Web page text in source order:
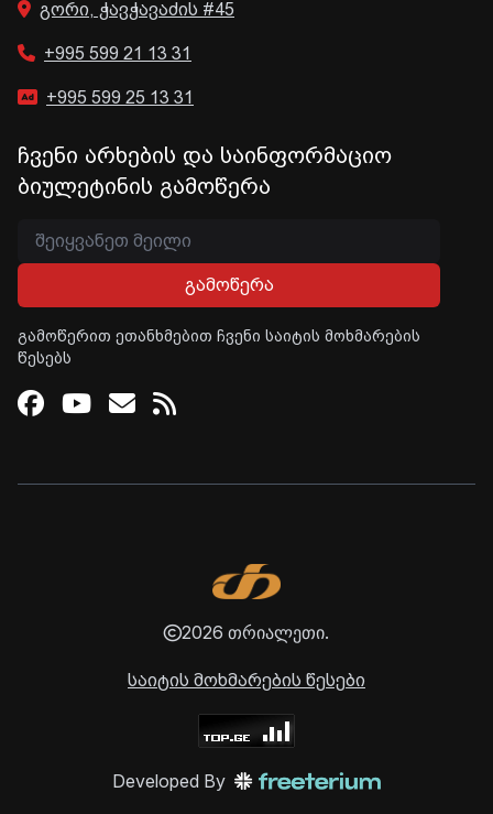
გორი, ჭავჭავაძის #45
+995 599 21 13 31
+995 599 25 13 31
ჩვენი არხების და საინფორმაციო
ბიულეტინის გამოწერა
გამოწერა
გამოწერით ეთანხმებით ჩვენი საიტის მოხმარების
წესებს
Facebook
Youtube
Email
RSS
2026 თრიალეთი.
საიტის მოხმარების წესები
Developed By